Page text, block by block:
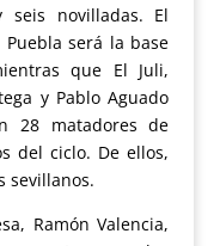
novilladas. El
será la base
que El Juli,
y Pablo Aguado
28 matadores de
del ciclo. De ellos,
sevillanos.
Ramón Valencia,